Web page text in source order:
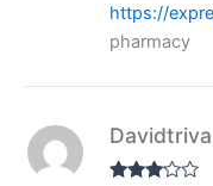
do con
de 5
https://
pharmacy
Davidtriva